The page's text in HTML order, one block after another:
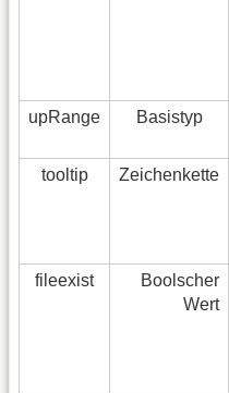
upRange
Basistyp
tooltip
Zeichenkette
fileexist
Boolscher
Wert